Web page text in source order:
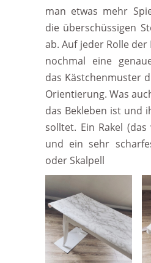
man etwas mehr
die überschüssigen
ab. Auf jeder Rolle
nochmal eine
das Kästchenmuster
Orientierung. Was
das Bekleben ist und
solltet. Ein Rakel (das
und ein sehr
oder Skalpell